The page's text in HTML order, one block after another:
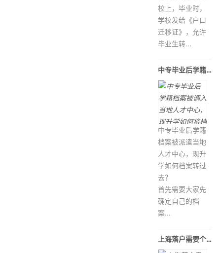
校上，毕业时，
学校发给《户口
迁移证》，允许
毕业生转...
中专毕业后学籍档案被调入当地人才
中专毕业后学籍
档案被派遣当地
人才中心，现升
学如何档案转过
去？
首先需要大家先
确定自己的档
案...
上海落户需要个人档案吗，怎么处理呢